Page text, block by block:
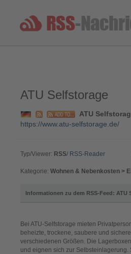
ATU Selfstorage
ATU
https://www.atu-selfstorage.de/
Typ/Viewer: RSS/ RSS-Reader
Kategorie: Wohnen & Nebenkosten >
Informationen zu dem RSS-Feed: ATU
Bei ATU-Selfstorage mieten
beheizte, trockene, saubere und
verschiedenen Größen. Die
und eignen sich zur Selbsteinlagerung.